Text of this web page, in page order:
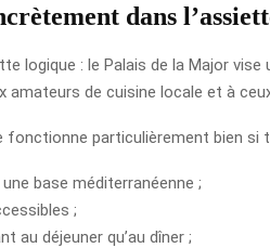
dans
logique : le Palais de la Major
de cuisine locale et à
fonctionne particulièrement bien si
base méditerranéenne ;
;
au déjeuner qu’au dîner ;